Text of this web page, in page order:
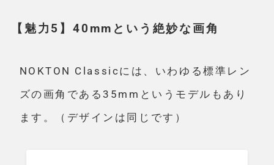
【魅力5】40mmという絶妙な画角
NOKTON Classicには、いわゆる標準レン
ズの画角である35mmというモデルもあり
ます。（デザインは同じです）